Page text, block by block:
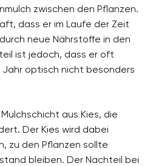
zwischen den Pflanzen.
dass er im Laufe der Zeit
neue Nährstoffe in den
ist jedoch, dass er oft
optisch nicht besonders
aus Kies, die
Der Kies wird dabei
zu den Pflanzen sollte
bleiben. Der Nachteil bei